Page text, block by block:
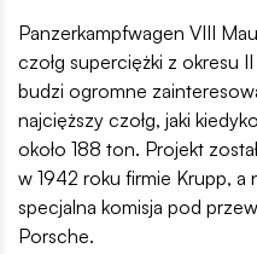
Panzerkampfwagen VIII
czołg superciężki z okresu
budzi ogromne
najcięższy czołg, jaki
około 188 ton. Projekt
w 1942 roku firmie Krupp, a
specjalna komisja pod
Porsche.